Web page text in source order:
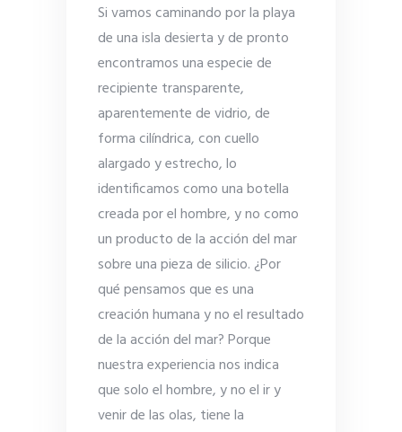
Si vamos caminando por la playa
de una isla desierta y de pronto
encontramos una especie de
recipiente transparente,
aparentemente de vidrio, de
forma cilíndrica, con cuello
alargado y estrecho, lo
identificamos como una botella
creada por el hombre, y no como
un producto de la acción del mar
sobre una pieza de silicio. ¿Por
qué pensamos que es una
creación humana y no el resultado
de la acción del mar? Porque
nuestra experiencia nos indica
que solo el hombre, y no el ir y
venir de las olas, tiene la